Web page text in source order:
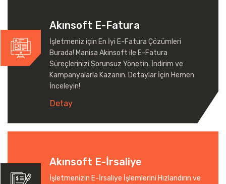
Akınsoft E-Fatura
İşletmeniz için En İyi E-Fatura Çözümleri
Burada! Manisa Akinsoft ile E-Fatura
Süreçlerinizi Sorunsuz Yönetin. İndirim ve
Kampanyalarla Kazanın. Detaylar İçin Hemen
İnceleyin!
Detay
Akınsoft E-İrsaliye
İşletmenizin E-İrsaliye İşlemlerini Hızlandırın ve